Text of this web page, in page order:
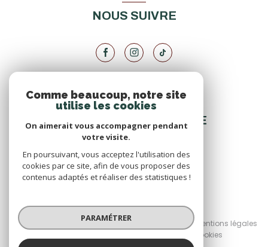
NOUS SUIVRE
VOTRE ESPACE
ESPACE PROPRIÉTAIRE
SE CONNECTER
© 2026 | Tous droits réservés
Nos honoraires
Nos partenaires
Mentions légales
Cookies
Comme beaucoup, notre site
utilise les cookies
On aimerait vous accompagner pendant
votre visite.
En poursuivant, vous acceptez l'utilisation des
cookies par ce site, afin de vous proposer des
contenus adaptés et réaliser des statistiques !
PARAMÉTRER